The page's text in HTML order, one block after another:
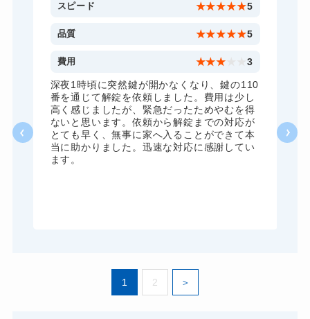
スピード ★★★★★5
品質 ★★★★★5
費用 ★★★ 3
深夜1時頃に突然鍵が開かなくなり、鍵の110
番を通じて解錠を依頼しました。費用は少し
高く感じましたが、緊急だったためやむを得
ないと思います。依頼から解錠までの対応が
とても早く、無事に家へ入ることができて本
当に助かりました。迅速な対応に感謝してい
ます。
1 2